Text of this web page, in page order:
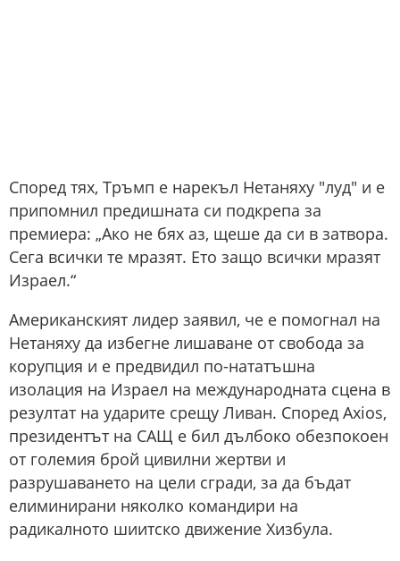
Според тях, Тръмп е нарекъл Нетаняху "луд" и е
припомнил предишната си подкрепа за
премиера: „Ако не бях аз, щеше да си в затвора.
Сега всички те мразят. Ето защо всички мразят
Израел.“
Американският лидер заявил, че е помогнал на
Нетаняху да избегне лишаване от свобода за
корупция и е предвидил по-нататъшна
изолация на Израел на международната сцена в
резултат на ударите срещу Ливан. Според Axios,
президентът на САЩ е бил дълбоко обезпокоен
от големия брой цивилни жертви и
разрушаването на цели сгради, за да бъдат
елиминирани няколко командири на
радикалното шиитско движение Хизбула.